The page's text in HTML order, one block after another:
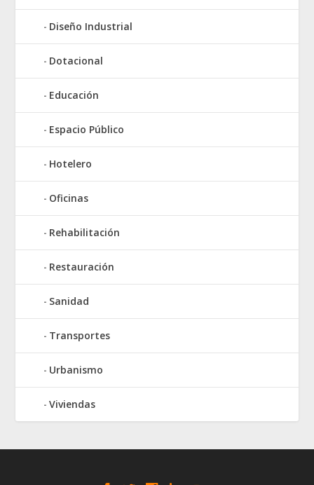
Diseño Industrial
Dotacional
Educación
Espacio Público
Hotelero
Oficinas
Rehabilitación
Restauración
Sanidad
Transportes
Urbanismo
Viviendas